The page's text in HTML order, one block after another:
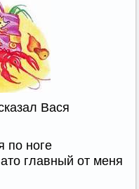
Вася
по ноге
главный от меня